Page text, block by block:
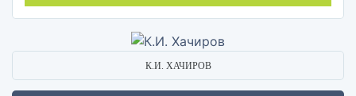
К.И. ХАЧИРОВ